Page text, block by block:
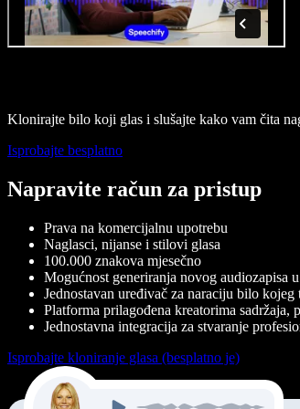
Klonirajte bilo koji glas i slušajte kako vam čita
Isprobajte besplatno
Napravite račun za pristup
Prava na komercijalnu upotrebu
Naglasci, nijanse i stilovi glasa
100.000 znakova mjesečno
Mogućnost generiranja novog audiozapisa
Jednostavan uređivač za naraciju bilo kojeg
Platforma prilagođena kreatorima sadržaja,
Jednostavna integracija za stvaranje
Isprobajte kloniranje glasa (besplatno je)